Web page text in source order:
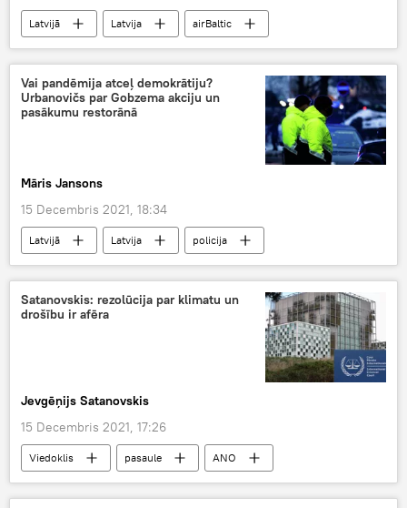
Latvijā Latvija
airBaltic
Somija
Vai pandēmija atceļ demokrātiju?
Urbanovičs par Gobzema akciju un
pasākumu restorānā
Māris Jansons
15 Decembris 2021, 18:34
Latvijā Latvija
policija
koronavīruss
pandēmija
deputāti
demokrātija
ierobežojumi politika
Satanovskis: rezolūcija par klimatu un
drošību ir afēra
Jevgēņijs Satanovskis
15 Decembris 2021, 17:26
Viedoklis pasaule
ANO
Krievija
drošība klimats